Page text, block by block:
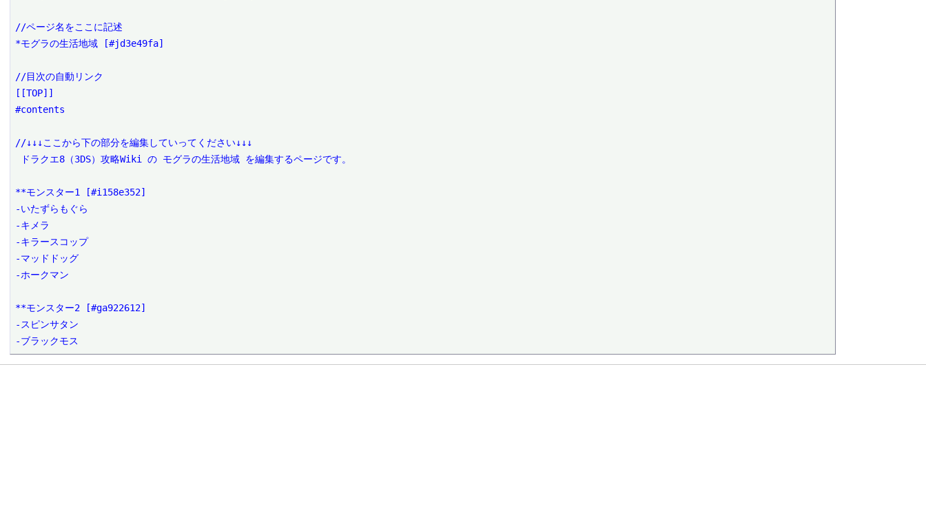
//ページ名をここに記述
*モグラの生活地域 [#jd3e49fa]
//目次の自動リンク
[[TOP]]
#contents
//↓↓↓ここから下の部分を編集していってください↓↓↓
**モンスター1 [#i158e352]
-いたずらもぐら
-キメラ
-キラースコップ
-マッドドッグ
-ホークマン
**モンスター2 [#ga922612]
-スピンサタン
-ブラックモス